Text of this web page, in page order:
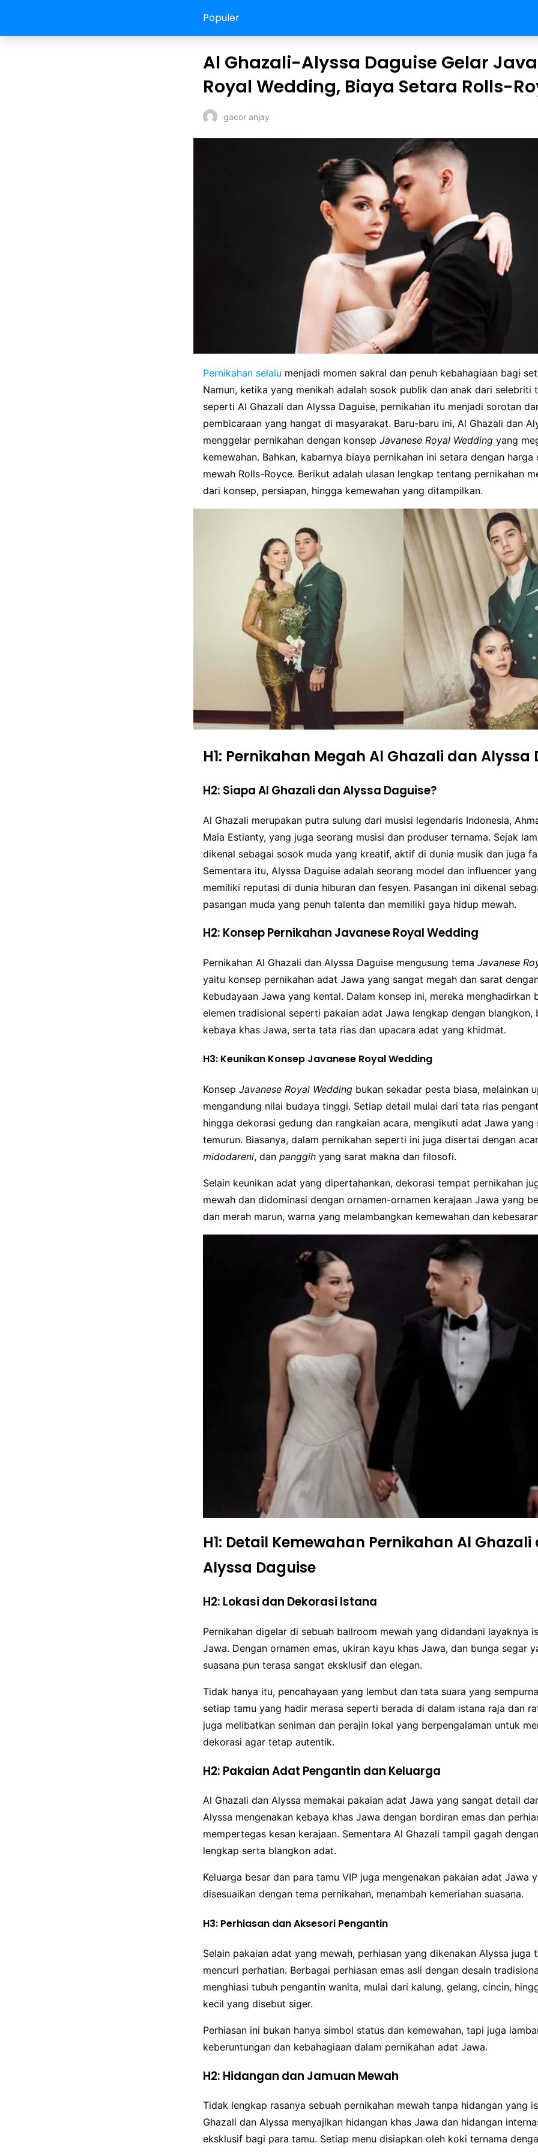
Populer
Al Ghazali-Alyssa Daguise Gelar
Royal Wedding, Biaya Setara Rolls-
gacor anjay
Pernikahan selalu menjadi momen sakral dan penuh kebahagiaan bagi
Namun, ketika yang menikah adalah sosok publik dan anak dari selebriti
seperti Al Ghazali dan Alyssa Daguise, pernikahan itu menjadi sorotan
pembicaraan yang hangat di masyarakat. Baru-baru ini, Al Ghazali dan
menggelar pernikahan dengan konsep Javanese Royal Wedding yang
kemewahan. Bahkan, kabarnya biaya pernikahan ini setara dengan harga
mewah Rolls-Royce. Berikut adalah ulasan lengkap tentang pernikahan
dari konsep, persiapan, hingga kemewahan yang ditampilkan.
H1: Pernikahan Megah Al Ghazali dan Alyssa
H2: Siapa Al Ghazali dan Alyssa Daguise?
Al Ghazali merupakan putra sulung dari musisi legendaris Indonesia,
Maia Estianty, yang juga seorang musisi dan produser ternama. Sejak
dikenal sebagai sosok muda yang kreatif, aktif di dunia musik dan juga
Sementara itu, Alyssa Daguise adalah seorang model dan influencer
memiliki reputasi di dunia hiburan dan fesyen. Pasangan ini dikenal
pasangan muda yang penuh talenta dan memiliki gaya hidup mewah.
H2: Konsep Pernikahan Javanese Royal Wedding
Pernikahan Al Ghazali dan Alyssa Daguise mengusung tema Javanese
yaitu konsep pernikahan adat Jawa yang sangat megah dan sarat
kebudayaan Jawa yang kental. Dalam konsep ini, mereka menghadirkan
elemen tradisional seperti pakaian adat Jawa lengkap dengan blangkon,
kebaya khas Jawa, serta tata rias dan upacara adat yang khidmat.
H3: Keunikan Konsep Javanese Royal Wedding
Konsep Javanese Royal Wedding bukan sekadar pesta biasa, melainkan
mengandung nilai budaya tinggi. Setiap detail mulai dari tata rias
hingga dekorasi gedung dan rangkaian acara, mengikuti adat Jawa yang
temurun. Biasanya, dalam pernikahan seperti ini juga disertai dengan
midodareni, dan panggih yang sarat makna dan filosofi.
Selain keunikan adat yang dipertahankan, dekorasi tempat pernikahan
mewah dan didominasi dengan ornamen-ornamen kerajaan Jawa yang
dan merah marun, warna yang melambangkan kemewahan dan
H1: Detail Kemewahan Pernikahan Al Ghazali
Alyssa Daguise
H2: Lokasi dan Dekorasi Istana
Pernikahan digelar di sebuah ballroom mewah yang didandani layaknya
Jawa. Dengan ornamen emas, ukiran kayu khas Jawa, dan bunga segar
suasana pun terasa sangat eksklusif dan elegan.
Tidak hanya itu, pencahayaan yang lembut dan tata suara yang
setiap tamu yang hadir merasa seperti berada di dalam istana raja dan
juga melibatkan seniman dan perajin lokal yang berpengalaman untuk
dekorasi agar tetap autentik.
H2: Pakaian Adat Pengantin dan Keluarga
Al Ghazali dan Alyssa memakai pakaian adat Jawa yang sangat detail
Alyssa mengenakan kebaya khas Jawa dengan bordiran emas dan
mempertegas kesan kerajaan. Sementara Al Ghazali tampil gagah
lengkap serta blangkon adat.
Keluarga besar dan para tamu VIP juga mengenakan pakaian adat Jawa
disesuaikan dengan tema pernikahan, menambah kemeriahan suasana.
H3: Perhiasan dan Aksesori Pengantin
Selain pakaian adat yang mewah, perhiasan yang dikenakan Alyssa juga
mencuri perhatian. Berbagai perhiasan emas asli dengan desain
menghiasi tubuh pengantin wanita, mulai dari kalung, gelang, cincin,
kecil yang disebut siger.
Perhiasan ini bukan hanya simbol status dan kemewahan, tapi juga
keberuntungan dan kebahagiaan dalam pernikahan adat Jawa.
H2: Hidangan dan Jamuan Mewah
Tidak lengkap rasanya sebuah pernikahan mewah tanpa hidangan yang
Ghazali dan Alyssa menyajikan hidangan khas Jawa dan hidangan
eksklusif bagi para tamu. Setiap menu disiapkan oleh koki ternama